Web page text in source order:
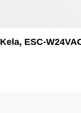
Kela, ESC-